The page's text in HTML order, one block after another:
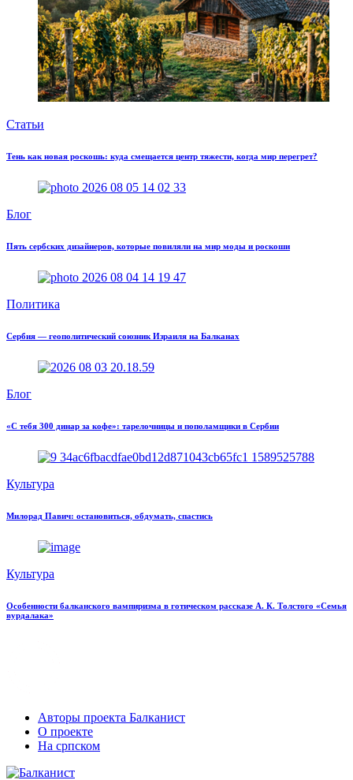
Статьи
Тень как новая роскошь: куда смещается центр тяжести, когда мир перегрет?
Блог
Пять сербских дизайнеров, которые повиляли на мир моды и роскоши
Политика
Сербия — геополитический союзник Израиля на Балканах
Блог
«С тебя 300 динар за кофе»: тарелочницы и пополамщики в Сербии
Культура
Милорад Павич: остановиться, обдумать, спастись
Культура
Особенности балканского вампиризма в готическом рассказе А. К. Толстого «Семья
вурдалака»
Авторы проекта Балканист
О проекте
На српском